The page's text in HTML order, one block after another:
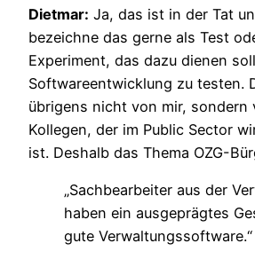
Dietmar: Ja, das ist in der Tat
bezeichne das gerne als Test
Experiment, das dazu dienen
Softwareentwicklung zu testen.
übrigens nicht von mir, sondern
Kollegen, der im Public Sector
ist. Deshalb das Thema OZG-
„Sachbearbeiter aus der
haben ein ausgeprägtes
gute Verwaltungssoftware.“